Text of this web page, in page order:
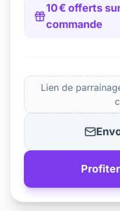
10 € offerts
commande
Lien de